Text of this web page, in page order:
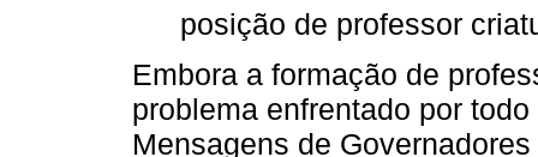
posição de professor
Embora a formação de
problema enfrentado por
Mensagens de